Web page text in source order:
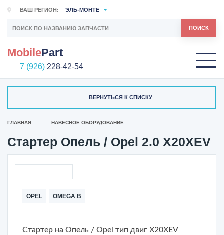
ВАШ РЕГИОН: ЭЛЬ-МОНТЕ
ПОИСК
MobilePart
7 (926) 228-42-54
ВЕРНУТЬСЯ К СПИСКУ
ГЛАВНАЯ НАВЕСНОЕ ОБОРУДОВАНИЕ
Стартер Опель / Opel 2.0 X20XEV
OPEL OMEGA B
Стартер на Опель / Opel тип двиг X20XEV